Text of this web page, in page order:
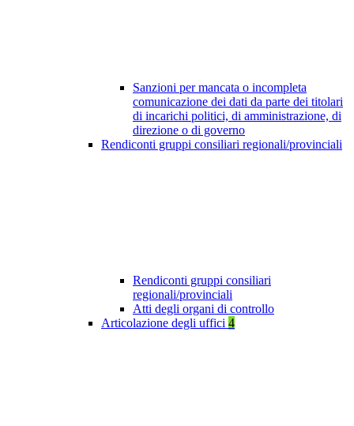
Sanzioni per mancata o incompleta
comunicazione dei dati da parte dei titolari
di incarichi politici, di amministrazione, di
direzione o di governo
Rendiconti gruppi consiliari regionali/provinciali
Rendiconti gruppi consiliari
regionali/provinciali
Atti degli organi di controllo
Articolazione degli uffici 4